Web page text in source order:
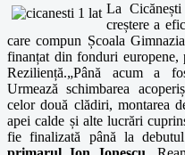
La
creștere a
care compun Școala
finanțat din fonduri europene,
Reziliență.„Până acum a
Urmează schimbarea
celor două clădiri, montarea
apei calde și alte lucrări
fie finalizată până la